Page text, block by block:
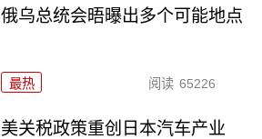
俄乌总统会晤曝出多个可能地点
最热 阅读 65226
美关税政策重创日本汽车产业